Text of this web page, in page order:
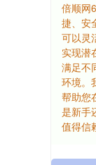
倍顺网
捷、安
可以灵
实现潜
满足不
环境。
帮助您
是新手
值得信